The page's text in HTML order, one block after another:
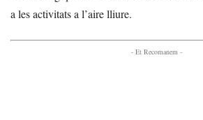
a les activitats a l’aire lliure.
- Et Recomanem -